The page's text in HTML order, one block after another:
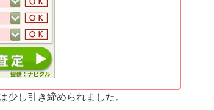
少し引き締められました。